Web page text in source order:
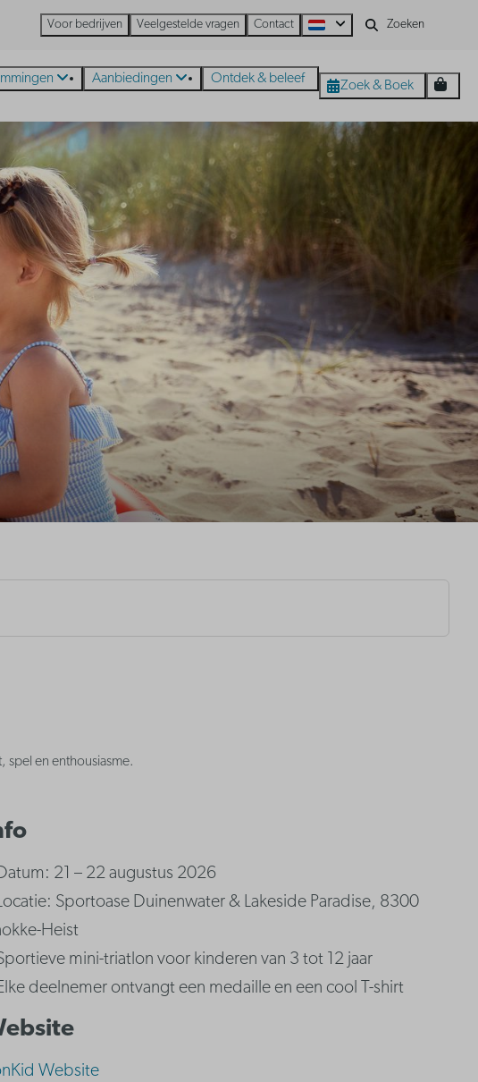
Voor bedrijven Veelgestelde vragen Contact
Aanbiedingen Ontdek & beleef Zoek & Boek
spel en enthousiasme.
21 – 22 augustus 2026
Sportoase Duinenwater & Lakeside Paradise, 8300
Heist
mini-triatlon voor kinderen van 3 tot 12 jaar
deelnemer ontvangt een medaille en een cool T-shirt
Website